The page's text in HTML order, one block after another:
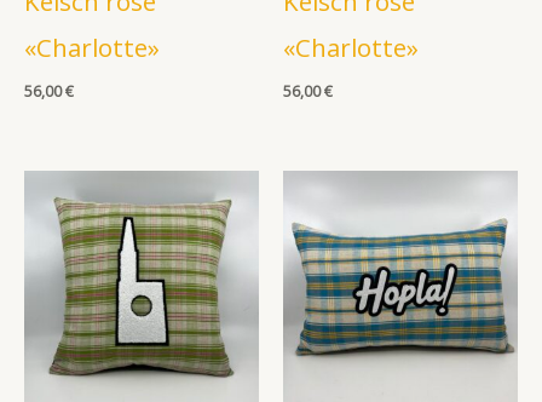
«Charlotte»
56,00€
«Charlotte»
56,00€